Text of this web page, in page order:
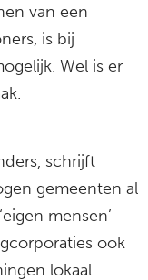
van een
is bij
Wel is er
schrijft
gemeenten al
mensen’
ook
lokaal